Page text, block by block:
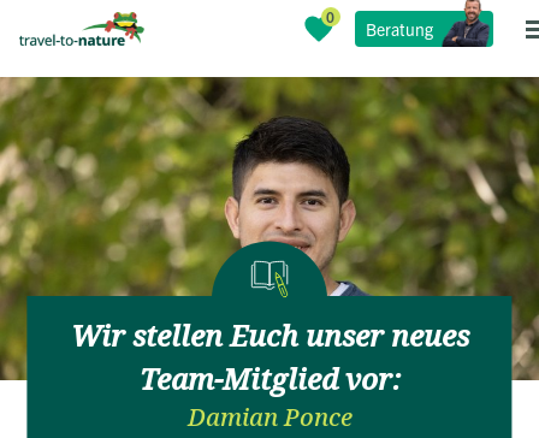
Beratung
Wir stellen Euch unser neues
Team-Mitglied vor:
Damian Ponce